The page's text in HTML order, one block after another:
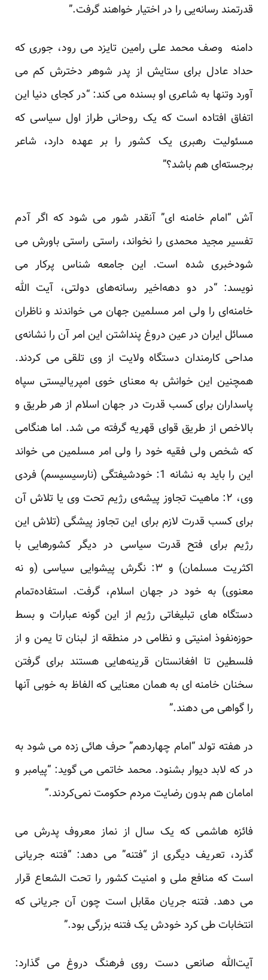
قدرتمند رسانه‌یی را در اختیار خواهند گرفت.”
دامنه وصف محمد علی رامین تایزد می رود، جوری که
حداد عادل برای ستایش از پدر شوهر دخترش کم می
آورد وتنها به شاعری او بسنده می کند: “در کجای دنیا این
اتفاق افتاده است که یک روحانی طراز اول سیاسی که
مسئولیت رهبری یک کشور را بر عهده دارد، شاعر
برجسته‌ای هم باشد؟”
آش “امام خامنه ای” آنقدر شور می شود که اگر آدم
تفسیر مجید محمدی را نخواند، راستی راستی باورش می
شودخبری شده است. این جامعه شناس پرکار می
نویسد: “در دو دهه‌اخیر رسانه‌های دولتی، آیت الله
خامنه‌ای را ولی امر مسلمین جهان می خواندند و ناظران
مسائل ایران در عین دروغ پنداشتن این امر آن را نشانه‌ی
مداحی کارمندان دستگاه ولایت از وی تلقی می کردند.
همچنین این خوانش به معنای خوی امپریالیستی سپاه
پاسداران برای کسب قدرت در جهان اسلام از هر طریق و
بالاخص از طریق قوای قهریه گرفته می شد. اما هنگامی
که شخص ولی فقیه خود را ولی امر مسلمین می خواند
این را باید به نشانه‌ 1: خودشیفتگی (نارسیسیسم) فردی
وی، ۲: ماهیت تجاوز پیشه‌ی رژیم تحت وی یا تلاش آن
برای کسب قدرت لازم برای این تجاوز پیشگی (تلاش این
رژیم برای فتح قدرت سیاسی در دیگر کشورهایی با
اکثریت مسلمان) و ۳: نگرش پیشوایی سیاسی (و نه
معنوی) به خود در جهان اسلام، گرفت. استفاده‌تمام
دستگاه های تبلیغاتی رژیم از این گونه عبارات و بسط
حوزه‌نفوذ امنیتی و نظامی در منطقه از لبنان تا یمن و از
فلسطین تا افغانستان قرینه‌هایی هستند برای گرفتن
سخنان خامنه ای به همان معنایی که الفاظ به خوبی آنها
را گواهی می دهند.”
در هفته تولد “امام چهاردهم” حرف هائی زده می شود به
در که لابد دیوار بشنود. محمد خاتمی می گوید: “پیامبر و
امامان هم بدون رضایت مردم حکومت نمی‌کردند.”
فائزه هاشمی که یک سال از نماز معروف پدرش می
گذرد، تعریف دیگری از “فتنه” می دهد: “فتنه جریانی
است که منافع ملی و امنیت کشور را تحت الشعاع قرار
می دهد. فتنه جریان مقابل است چون آن جریانی که
انتخابات طی کرد خودش یک فتنه بزرگی بود.”
آیت‌الله صانعی دست روی فرهنگ دروغ می گذارد: